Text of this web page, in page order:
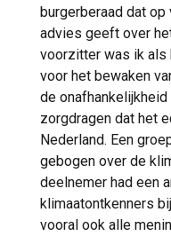
burgerberaad dat
advies geeft over
voorzitter was ik als
voor het bewaken
de
zorgdragen dat het
Nederland. Een
gebogen over de
deelnemer had een
klimaatontkenners
vooral ook alle